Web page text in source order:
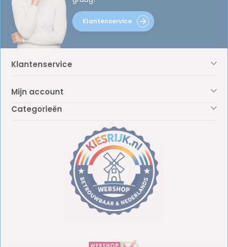
Klantenservice
Klantenservice
Mijn account
Categorieën